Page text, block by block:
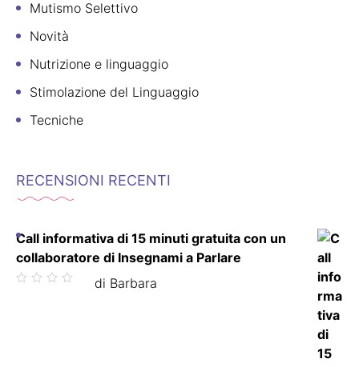
Mutismo Selettivo
Novità
Nutrizione e linguaggio
Stimolazione del Linguaggio
Tecniche
RECENSIONI RECENTI
Call informativa di 15 minuti gratuita con un
collaboratore di Insegnami a Parlare
Valutato di Barbara